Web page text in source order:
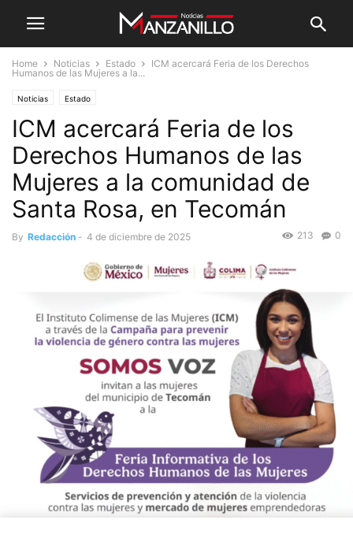
Home Noticias Estado
ICM acercará Feria de los Derechos
Humanos de las Mujeres a la...
Noticias Estado
ICM acercará Feria de los
Derechos Humanos de las
Mujeres a la comunidad de
Santa Rosa, en Tecomán
By Redacción - 4 de diciembre de 2025 0
213